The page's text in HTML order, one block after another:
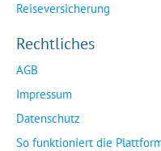
Reiseversicherung
Rechtliches
AGB
Impressum
Datenschutz
So funktioniert die